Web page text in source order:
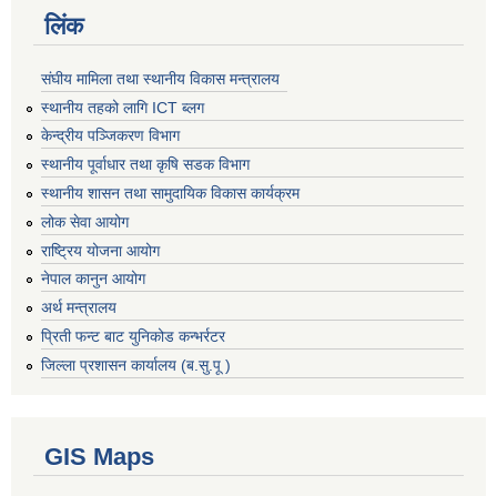
लिंक
संघीय मामिला तथा स्थानीय विकास मन्त्रालय
स्थानीय तहको लागि ICT ब्लग
केन्द्रीय पञ्जिकरण विभाग
स्थानीय पूर्वाधार तथा कृषि सडक विभाग
स्थानीय शासन तथा सामुदायिक विकास कार्यक्रम
लोक सेवा आयोग
राष्ट्रिय योजना आयोग
नेपाल कानुन आयोग
अर्थ मन्त्रालय
प्रिती फन्ट बाट युनिकोड कन्भर्रटर
जिल्ला प्रशासन कार्यालय (ब.सु.पू )
GIS Maps